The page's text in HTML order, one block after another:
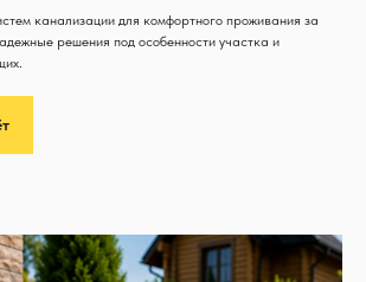
канализации для комфортного проживания за
решения под особенности участка и